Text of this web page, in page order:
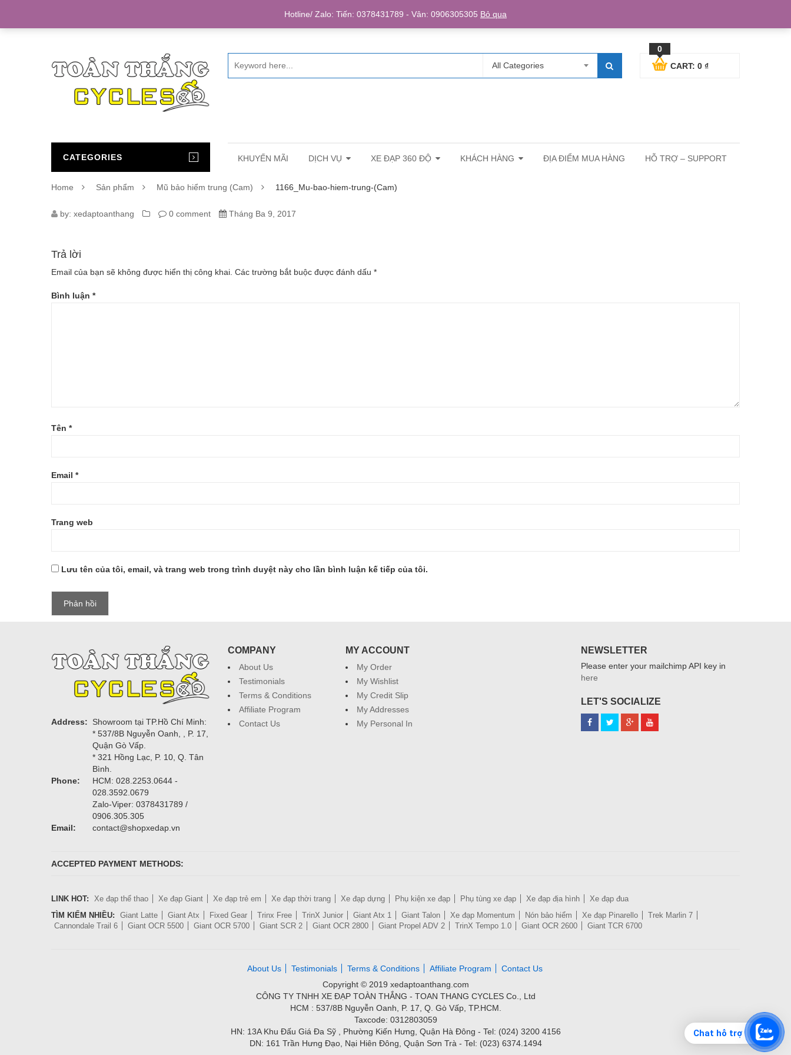
Chat hỗ trợ
Login/Register
All Categories
0
CART: 0 ₫
CATEGORIES KHUYẾN MÃI DỊCH VỤ XE ĐẠP 360 ĐỘ KHÁCH HÀNG ĐỊA ĐIỂM MUA HÀNG HỖ TRỢ – SUPPORT
Home Sản phẩm Mũ bảo hiểm trung (Cam) 1166_Mu-bao-hiem-trung-(Cam)
1166_MU-
HIEM-
by: xedaptoanthang 0 comment Tháng Ba 9, 2017
Trả lời
Email của bạn sẽ không được hiển thị công khai. Các trường bắt buộc được đánh dấu *
Bình luận *
Tên *
Email *
Trang web
Lưu tên của tôi, email, và trang web trong trình duyệt này cho lần bình luận kế tiếp của tôi.
Address:
Showroom tại TP.Hồ Chí Minh:
* 537/8B Nguyễn Oanh, , P. 17,
Quận Gò Vấp.
* 321 Hồng Lạc, P. 10, Q. Tân
Bình.
Phone:
HCM: 028.2253.0644 -
028.3592.0679
Zalo-Viper: 0378431789 /
0906.305.305
Email:
contact@shopxedap.vn
COMPANY
About Us
Testimonials
Terms & Conditions
Affiliate Program
Contact Us
MY ACCOUNT
My Order
My Wishlist
My Credit Slip
My Addresses
My Personal In
NEWSLETTER
Please enter your mailchimp API key in
here
LET'S SOCIALIZE
ACCEPTED PAYMENT METHODS:
LINK HOT: Xe đạp thể thao Xe đạp Giant Xe đạp trẻ em Xe đạp thời trang Xe đạp dựng Phụ kiện xe đạp Phụ tùng xe đạp Xe đạp địa hình
Xe đạp đua
TÌM KIẾM NHIỀU:
Giant Latte Giant Atx Fixed Gear Trinx Free TrinX Junior Giant Atx 1 Giant Talon Xe đạp Momentum Nón bảo hiểm Xe đạp Pinarello
Trek Marlin 7
Cannondale Trail 6
Giant OCR 5500 Giant OCR 5700 Giant SCR 2 Giant OCR 2800 Giant Propel ADV 2 TrinX Tempo 1.0 Giant OCR 2600 Giant TCR 6700
About Us Testimonials Terms & Conditions Affiliate Program
Contact Us
Copyright © 2019 xedaptoanthang.com
CÔNG TY TNHH XE ĐẠP TOÀN THẮNG - TOAN THANG CYCLES Co., Ltd
HCM : 537/8B Nguyễn Oanh, P. 17, Q. Gò Vấp, TP.HCM.
Taxcode: 0312803059
HN: 13A Khu Đấu Giá Đa Sỹ , Phường Kiến Hưng, Quận Hà Đông - Tel: (024) 3200 4156
DN: 161 Trần Hưng Đạo, Nại Hiên Đông, Quận Sơn Trà - Tel: (023) 6374.1494
Hotline/ Zalo: Tiến: 0378431789 - Vân: 0906305305 Bỏ qua